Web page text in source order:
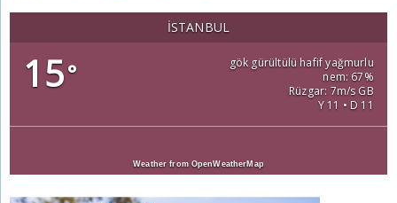
İSTANBUL
15°
gök gürültülü hafif yağmurlu
nem: 67%
Rüzgar: 7m/s GB
Y 11 • D 11
Weather from OpenWeatherMap